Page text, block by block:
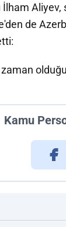
Aliyev,
de
Kamu